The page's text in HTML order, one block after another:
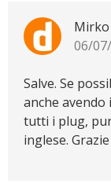
06/
Salve. Se
anche avendo
tutti i plug,
inglese. Grazie